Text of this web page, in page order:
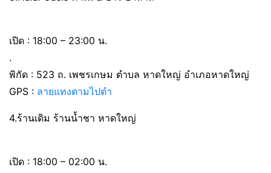
เปิด : 18:00 – 23:00 น.
.
พิกัด : 523 ถ. เพชรเกษม ตำบล หาดใหญ่ อำเภอหาดใหญ่
GPS : ลายแทงตามไปตำ
4.ร้านเดิม ร้านน้ำชา หาดใหญ่
เปิด : 18:00 – 02:00 น.